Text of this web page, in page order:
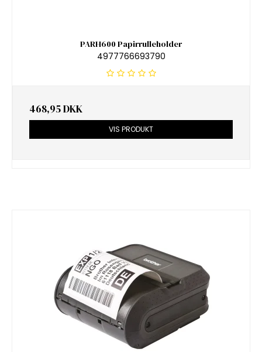
PARH600 Papirrulleholder
4977766693790
468,95 DKK
VIS PRODUKT